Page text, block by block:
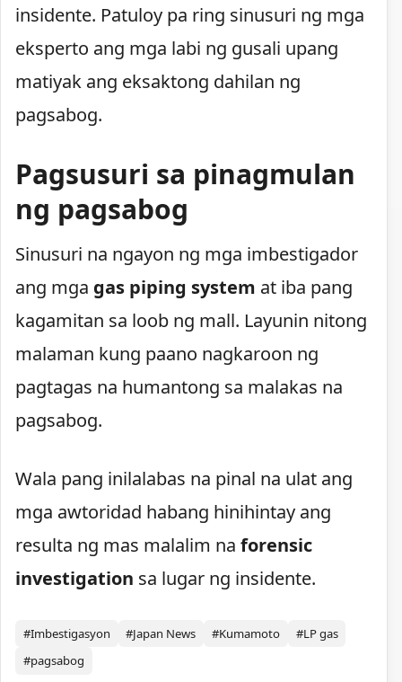
insidente. Patuloy pa ring sinusuri ng mga
eksperto ang mga labi ng gusali upang
matiyak ang eksaktong dahilan ng
pagsabog.
Pagsusuri sa pinagmulan
ng pagsabog
Sinusuri na ngayon ng mga imbestigador
ang mga gas piping system at iba pang
kagamitan sa loob ng mall. Layunin nitong
malaman kung paano nagkaroon ng
pagtagas na humantong sa malakas na
pagsabog.
Wala pang inilalabas na pinal na ulat ang
mga awtoridad habang hinihintay ang
resulta ng mas malalim na forensic
investigation sa lugar ng insidente.
#Imbestigasyon #Japan News #Kumamoto
#LP gas
#pagsabog